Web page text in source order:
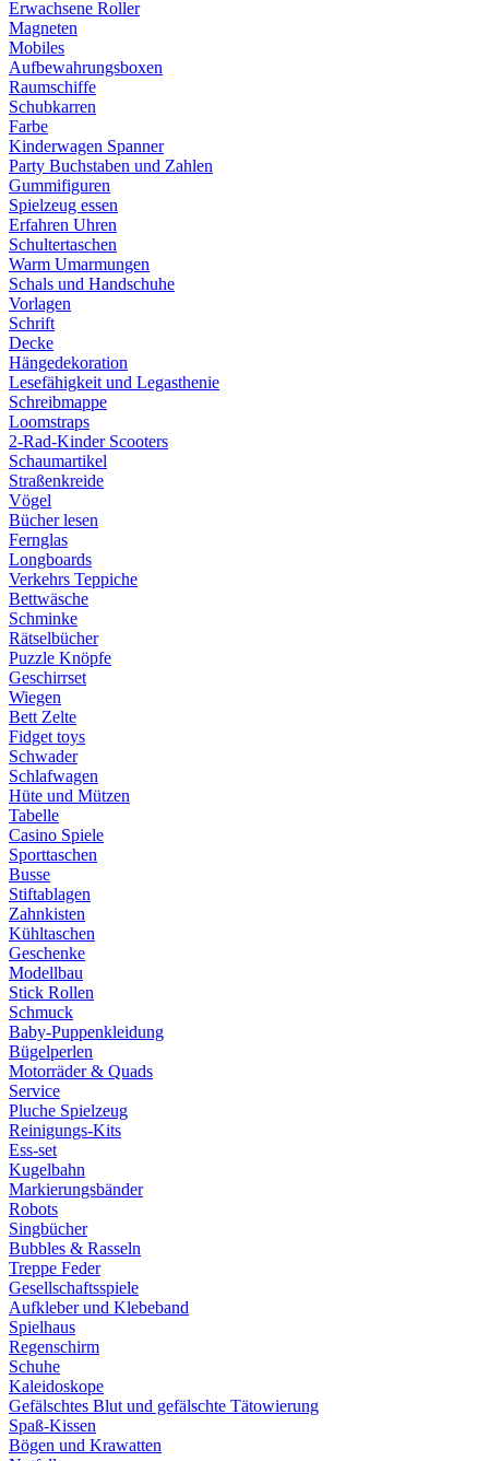
Erwachsene Roller
Magneten
Mobiles
Aufbewahrungsboxen
Raumschiffe
Schubkarren
Farbe
Kinderwagen Spanner
Party Buchstaben und Zahlen
Gummifiguren
Spielzeug essen
Erfahren Uhren
Schultertaschen
Warm Umarmungen
Schals und Handschuhe
Vorlagen
Schrift
Decke
Hängedekoration
Lesefähigkeit und Legasthenie
Schreibmappe
Loomstraps
2-Rad-Kinder Scooters
Schaumartikel
Straßenkreide
Vögel
Bücher lesen
Fernglas
Longboards
Verkehrs Teppiche
Bettwäsche
Schminke
Rätselbücher
Puzzle Knöpfe
Geschirrset
Wiegen
Bett Zelte
Fidget toys
Schwader
Schlafwagen
Hüte und Mützen
Tabelle
Casino Spiele
Sporttaschen
Busse
Stiftablagen
Zahnkisten
Kühltaschen
Geschenke
Modellbau
Stick Rollen
Schmuck
Baby-Puppenkleidung
Bügelperlen
Motorräder & Quads
Service
Pluche Spielzeug
Reinigungs-Kits
Ess-set
Kugelbahn
Markierungsbänder
Robots
Singbücher
Bubbles & Rasseln
Treppe Feder
Gesellschaftsspiele
Aufkleber und Klebeband
Spielhaus
Regenschirm
Schuhe
Kaleidoskope
Gefälschtes Blut und gefälschte Tätowierung
Spaß-Kissen
Bögen und Krawatten